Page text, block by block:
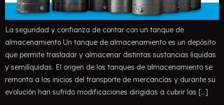
La seguridad y confianza de contar con un tanque de
almacenamiento Un tanque de almacenamiento es un depósito
que permite trasladar y almacenar distintas sustancias líquidas
y semilíquidas. El origen de los tanques de almacenamiento se
remonta a los inicios del transporte de mercancías y durante su
evolución han sufrido modificaciones dirigidas a cubrir las […]